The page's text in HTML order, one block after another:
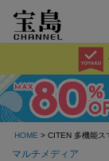
HOME > CITEN 多機能ス
マルチメディア